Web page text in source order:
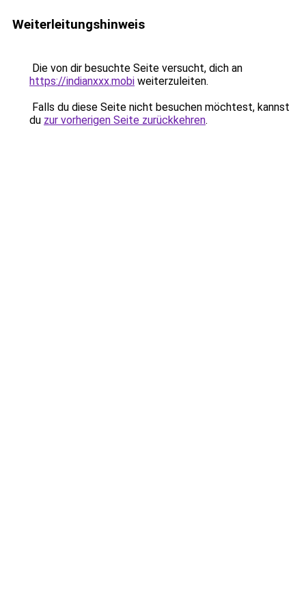
Weiterleitungshinweis
Die von dir besuchte Seite versucht, dich an
https://indianxxx.mobi weiterzuleiten.
Falls du diese Seite nicht besuchen möchtest, kannst
du zur vorherigen Seite zurückkehren.